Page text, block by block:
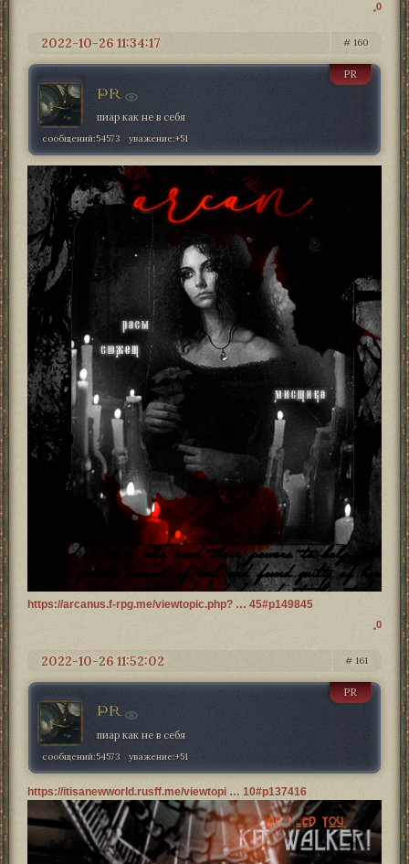
0
160
2022-10-26 11:34:17
PR
PR
пиар как не в себя
сообщений:54573 уважение:+51
https://arcanus.f-rpg.me/viewtopic.php? … 45#p149845
0
161
2022-10-26 11:52:02
PR
PR
пиар как не в себя
сообщений:54573 уважение:+51
https://itisanewworld.rusff.me/viewtopi … 10#p137416